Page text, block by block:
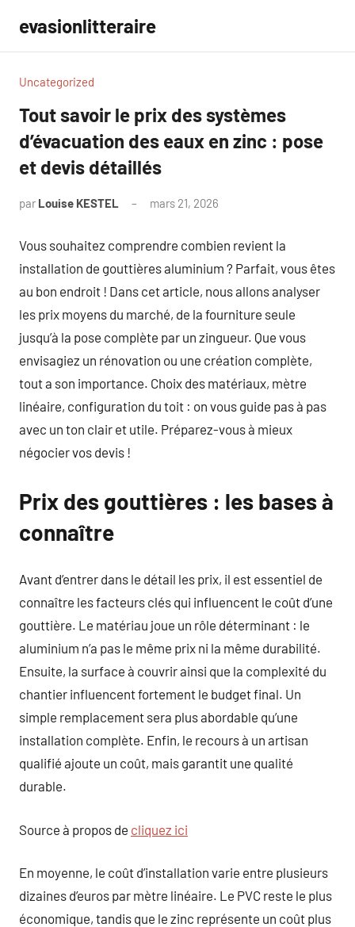
contenu
evasionlitteraire
Uncategorized
Tout savoir le prix des systèmes
d’évacuation des eaux en zinc : pose
et devis détaillés
par Louise KESTEL mars 21, 2026
Vous souhaitez comprendre combien revient la
installation de gouttières aluminium ? Parfait, vous êtes
au bon endroit ! Dans cet article, nous allons analyser
les prix moyens du marché, de la fourniture seule
jusqu’à la pose complète par un zingueur. Que vous
envisagiez un rénovation ou une création complète,
tout a son importance. Choix des matériaux, mètre
linéaire, configuration du toit : on vous guide pas à pas
avec un ton clair et utile. Préparez-vous à mieux
négocier vos devis !
Prix des gouttières : les bases à
connaître
Avant d’entrer dans le détail les prix, il est essentiel de
connaître les facteurs clés qui influencent le coût d’une
gouttière. Le matériau joue un rôle déterminant : le
aluminium n’a pas le même prix ni la même durabilité.
Ensuite, la surface à couvrir ainsi que la complexité du
chantier influencent fortement le budget final. Un
simple remplacement sera plus abordable qu’une
installation complète. Enfin, le recours à un artisan
qualifié ajoute un coût, mais garantit une qualité
durable.
Source à propos de cliquez ici
En moyenne, le coût d’installation varie entre plusieurs
dizaines d’euros par mètre linéaire. Le PVC reste le plus
économique, tandis que le zinc représente un coût plus